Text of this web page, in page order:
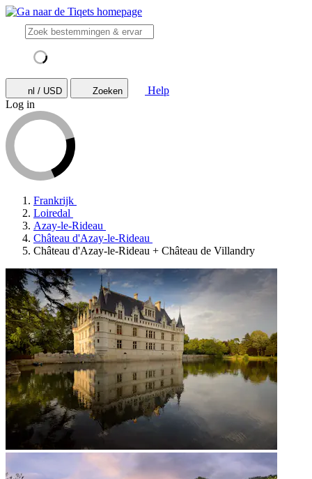
nl / USD Zoeken
Help
Log in
Frankrijk
Loiredal
Azay-le-Rideau
Château d'Azay-le-Rideau
Château d'Azay-le-Rideau + Château de Villandry